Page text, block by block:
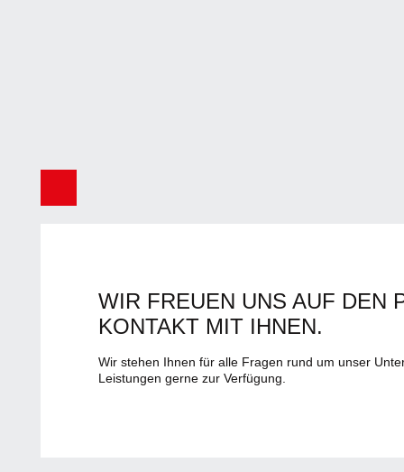
WIR FREUEN UNS AUF DEN
KONTAKT MIT IHNEN.
Wir stehen Ihnen für alle Fragen rund um unser
Leistungen gerne zur Verfügung.